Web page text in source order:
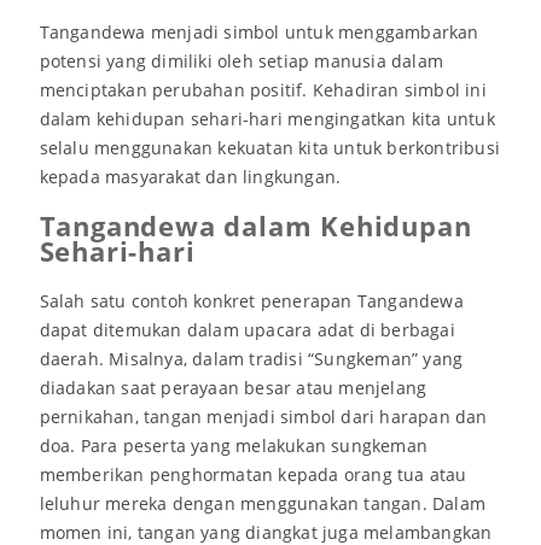
Tangandewa menjadi simbol untuk menggambarkan
potensi yang dimiliki oleh setiap manusia dalam
menciptakan perubahan positif. Kehadiran simbol ini
dalam kehidupan sehari-hari mengingatkan kita untuk
selalu menggunakan kekuatan kita untuk berkontribusi
kepada masyarakat dan lingkungan.
Tangandewa dalam Kehidupan
Sehari-hari
Salah satu contoh konkret penerapan Tangandewa
dapat ditemukan dalam upacara adat di berbagai
daerah. Misalnya, dalam tradisi “Sungkeman” yang
diadakan saat perayaan besar atau menjelang
pernikahan, tangan menjadi simbol dari harapan dan
doa. Para peserta yang melakukan sungkeman
memberikan penghormatan kepada orang tua atau
leluhur mereka dengan menggunakan tangan. Dalam
momen ini, tangan yang diangkat juga melambangkan